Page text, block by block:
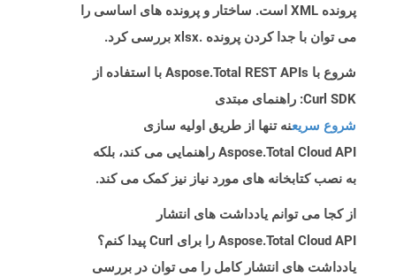
پرونده XML است. ساختار و پرونده های اساسی را
می توان با جدا کردن پرونده .xlsx بررسی کرد.
شروع با Aspose.Total REST APIs با استفاده از
Curl SDK: راهنمای مبتدی
شروع سریعنه تنها از طریق اولیه سازی
Aspose.Total Cloud API راهنمایی می کند، بلکه
به نصب کتابخانه های مورد نیاز نیز کمک می کند.
از کجا می توانم یادداشت های انتشار
Aspose.Total Cloud API را برای Curl پیدا کنم؟
یادداشت های انتشار کامل را می توان در بررسی